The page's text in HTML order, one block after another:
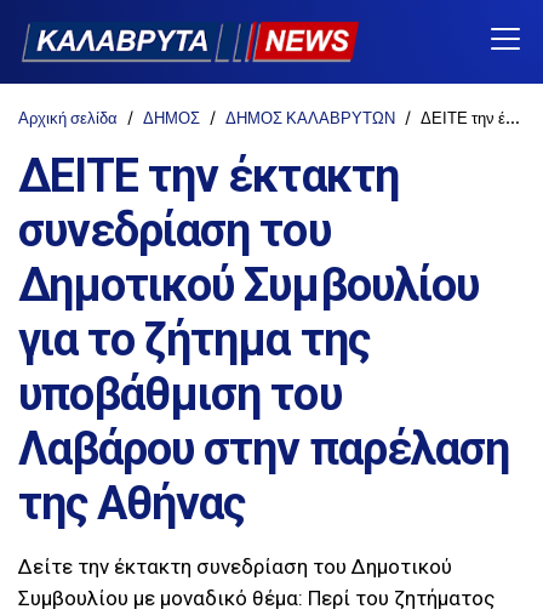
Αρχική σελίδα ΔΗΜΟΣ ΔΗΜΟΣ ΚΑΛΑΒΡΥΤΩΝ ΔΕΙΤΕ την έκτακτη συνεδρίαση του Δημοτικού Συμβουλίου για το ζήτημα της υποβάθμιση του Λαβάρου στην παρέλαση της Αθήνας
ΔΕΙΤΕ την έκτακτη
συνεδρίαση του
Δημοτικού Συμβουλίου
για το ζήτημα της
υποβάθμιση του
Λαβάρου στην παρέλαση
της Αθήνας
Δείτε την έκτακτη συνεδρίαση του Δημοτικού
Συμβουλίου με μοναδικό θέμα: Περί του ζητήματος